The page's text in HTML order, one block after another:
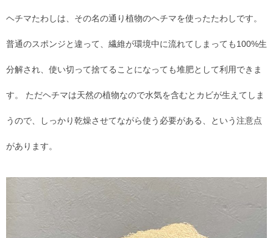
ヘチマたわしは、その名の通り植物のヘチマを使ったたわしです。
普通のスポンジと違って、繊維が環境中に流れてしまっても100%生
分解され、使い切って捨てることになっても堆肥として利用できま
す。 ただヘチマは天然の植物なので水気を含むとカビが生えてしま
うので、しっかり乾燥させてながら使う必要がある、という注意点
があります。